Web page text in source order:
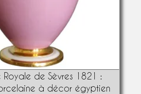
Royale de Sèvres 1821 :
à décor égyptien